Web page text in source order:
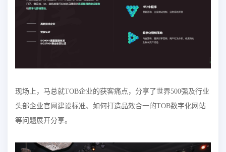
现场上，马总就TOB企业的获客痛点，分享了世界500强及行业
头部企业官网建设标准、如何打造品效合一的TOB数字化网站
等问题展开分享。